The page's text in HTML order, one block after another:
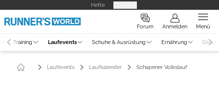
Hefte
Forum Anmelden Menü
Training Laufevents Schuhe & Ausrüstung Ernährung
Laufevents Laufkalender Schapener Volkslauf